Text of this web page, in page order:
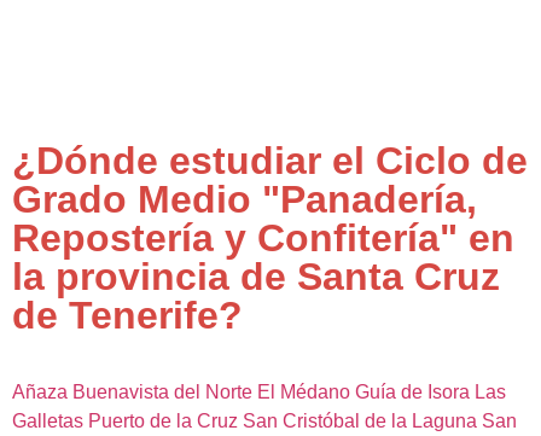
¿Dónde estudiar el Ciclo de
Grado Medio "Panadería,
Repostería y Confitería" en
la provincia de Santa Cruz
de Tenerife?
Añaza Buenavista del Norte El Médano Guía de Isora Las
Galletas Puerto de la Cruz San Cristóbal de la Laguna San